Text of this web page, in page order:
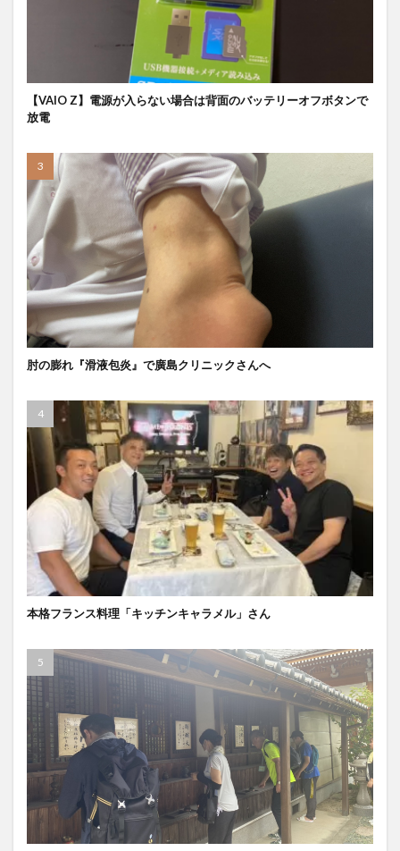
【VAIO Z】電源が入らない場合は背面のバッテリーオフボタンで
放電
肘の膨れ『滑液包炎』で廣島クリニックさんへ
本格フランス料理「キッチンキャラメル」さん